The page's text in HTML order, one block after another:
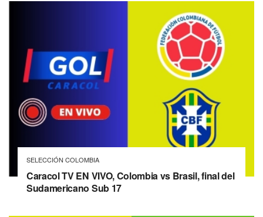
SELECCIÓN COLOMBIA
Caracol TV EN VIVO, Colombia vs Brasil, final del
Sudamericano Sub 17